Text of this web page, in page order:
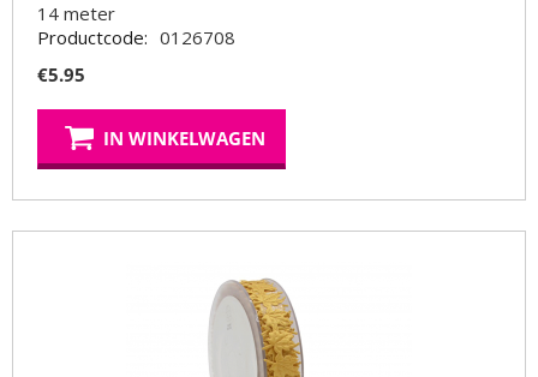
14 meter
Productcode: 0126708
€5.95
IN WINKELWAGEN